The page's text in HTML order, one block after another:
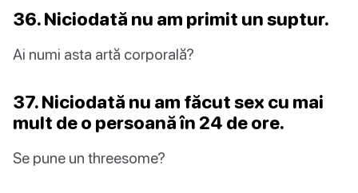
36. Niciodată nu am primit un suptur.
Ai numi asta artă corporală?
37. Niciodată nu am făcut sex cu mai
mult de o persoană în 24 de ore.
Se pune un threesome?